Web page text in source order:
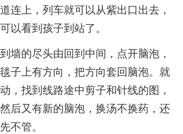
连上，列车就可以从紫出口出去，
以看到孩子到站了。
墙的尽头由回到中间，点开脑泡，
子上有方向，把方向套回脑泡。就
，找到线路途中剪子和针线的图，
后又有新的脑泡，换汤不换药，还
不管。